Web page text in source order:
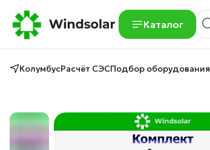
Каталог
КолумбусРасчёт СЭСПодбор оборудования